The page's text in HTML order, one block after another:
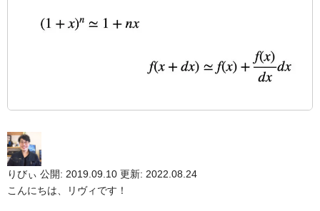
りびぃ 公開: 2019.09.10 更新: 2022.08.24
こんにちは、リヴィです！